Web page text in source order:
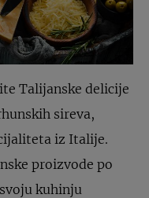
Talijanske delicije
sireva,
iz Italije.
proizvode po
kuhinju